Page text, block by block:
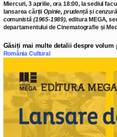
Miercuri, 3 aprilie, ora 18:00, la sediul
lansarea cărțiiOpinie, prudență și
comunistă (1965-1989), editura MEGA,
departamentului de Cinematografie și
Găsiți mai multe detalii despre volum
România Cultural